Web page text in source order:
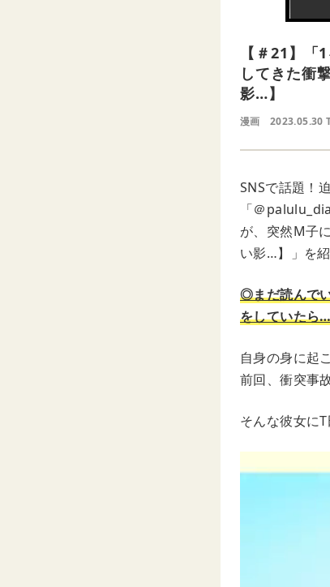
【＃21】
してきた衝
影…】
漫画 2023.05.30
SNSで話題！
「＠
が、突然M子
い影…】」を紹
◎まだ読んで
をしていたら
自身の身に起
前回、衝突事
そんな彼女に